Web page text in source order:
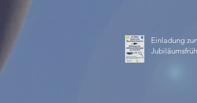
Einladung